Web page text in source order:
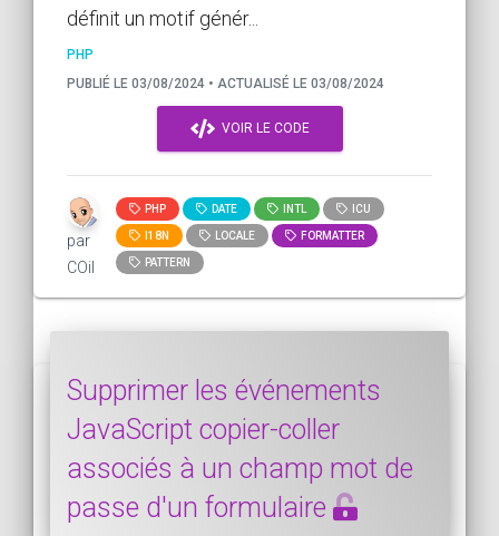
définit un motif génér...
PHP
PUBLIÉ LE 03/08/2024 • ACTUALISÉ LE 03/08/2024
VOIR LE CODE
par
COil
PHP DATE INTL ICU
I18N LOCALE FORMATTER
PATTERN
Supprimer les événements
JavaScript copier-coller
associés à un champ mot de
passe d'un formulaire